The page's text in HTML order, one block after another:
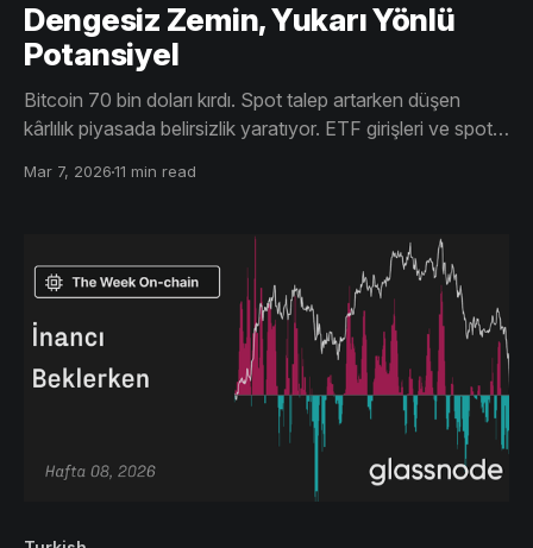
Dengesiz Zemin, Yukarı Yönlü
Potansiyel
Bitcoin 70 bin doları kırdı. Spot talep artarken düşen
kârlılık piyasada belirsizlik yaratıyor. ETF girişleri ve spot
Opsiyonlarda aşağı yönlü korku azalıyor, 75 bin dolarda
Mar 7, 202611 min read